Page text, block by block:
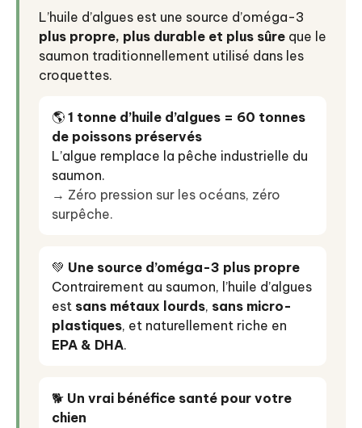
L’huile d’algues est une source d’oméga-3
plus propre, plus durable et plus sûre que le
saumon traditionnellement utilisé dans les
croquettes.
🌎 1 tonne d’huile d’algues = 60 tonnes
de poissons préservés
L’algue remplace la pêche industrielle du
saumon.
→ Zéro pression sur les océans, zéro
surpêche.
💚 Une source d’oméga-3 plus propre
Contrairement au saumon, l’huile d’algues
est sans métaux lourds, sans micro-
plastiques, et naturellement riche en
EPA & DHA.
🐕 Un vrai bénéfice santé pour votre
chien